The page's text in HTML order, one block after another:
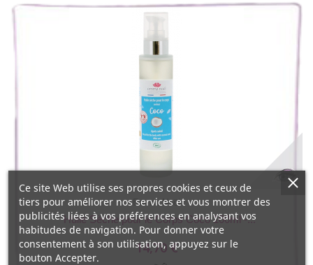
Emma Noël
Huile Sèche pour le Corps Coco 100ml -...
14,70 €
Ce site Web utilise ses propres cookies et ceux de
tiers pour améliorer nos services et vous montrer des
publicités liées à vos préférences en analysant vos
habitudes de navigation. Pour donner votre
consentement à son utilisation, appuyez sur le
bouton Accepter.